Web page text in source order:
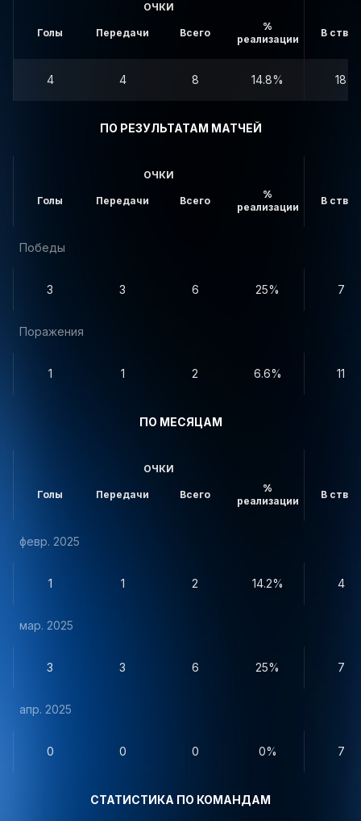
ОЧКИ
Голы Передачи Всего
%
реализации
В створ
4 4 8 14.8% 18
ПО РЕЗУЛЬТАТАМ МАТЧЕЙ
ОЧКИ
Голы Передачи Всего
%
реализации
В створ
Победы
3 3 6 25% 7
Поражения
1 1 2 6.6% 11
ПО МЕСЯЦАМ
ОЧКИ
Голы Передачи Всего
%
реализации
В створ
февр. 2025
1 1 2 14.2% 4
мар. 2025
3 3 6 25% 7
апр. 2025
0 0 0 0% 7
СТАТИСТИКА ПО КОМАНДАМ